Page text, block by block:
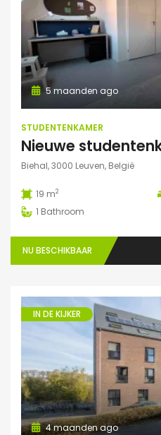
5 maanden ago
STUDENTENKAMER
Biehal, 3000 Leuven, België
19 m2
1 Bathroom
NU BESCHIKBAAR
IN DE KIJKER
4 maanden ago